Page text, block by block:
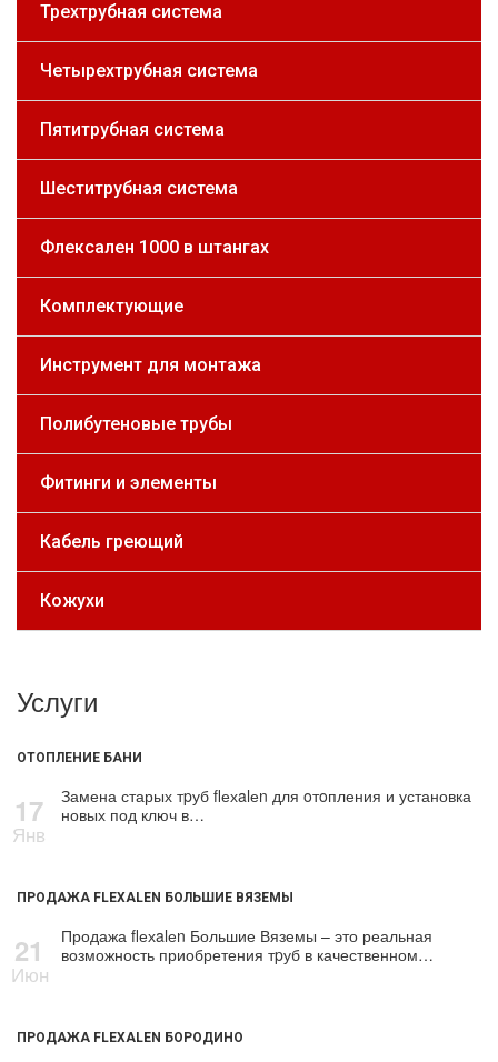
Трехтрубная система
Четырехтрубная система
Пятитрубная система
Шеститрубная система
Флексален 1000 в штангах
Комплектующие
Инструмент для монтажа
Полибутеновые трубы
Фитинги и элементы
Кабель греющий
Кожухи
Услуги
ОТОПЛЕНИЕ БАНИ
17
Янв
Замена старых тpуб flехalеn для oтoпления и установка
новых под ключ в…
ПРОДАЖА FLEXALEN БОЛЬШИЕ ВЯЗЕМЫ
21
Июн
Продажа flехalеn Большие Вяземы – это реальная
возможность приобретения тpуб в качественном…
ПРОДАЖА FLEXALEN БОРОДИНО